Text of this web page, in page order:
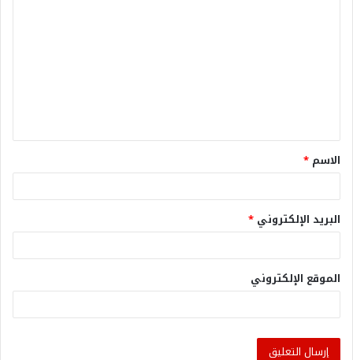
الاسم *
البريد الإلكتروني *
الموقع الإلكتروني